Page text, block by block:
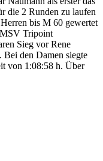
die 2 Runden zu laufen
bis M 60 gewertet
Tripoint
Sieg vor Rene
den Damen siegte
von 1:08:58 h. Über